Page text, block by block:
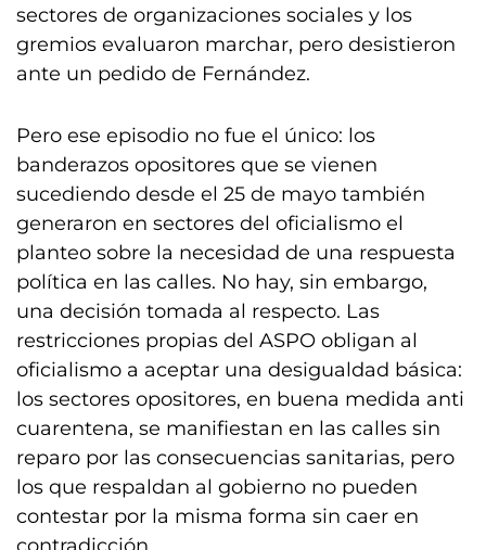
sectores de organizaciones sociales y los
gremios evaluaron marchar, pero desistieron
ante un pedido de Fernández.
Pero ese episodio no fue el único: los
banderazos opositores que se vienen
sucediendo desde el 25 de mayo también
generaron en sectores del oficialismo el
planteo sobre la necesidad de una respuesta
política en las calles. No hay, sin embargo,
una decisión tomada al respecto. Las
restricciones propias del ASPO obligan al
oficialismo a aceptar una desigualdad básica:
los sectores opositores, en buena medida anti
cuarentena, se manifiestan en las calles sin
reparo por las consecuencias sanitarias, pero
los que respaldan al gobierno no pueden
contestar por la misma forma sin caer en